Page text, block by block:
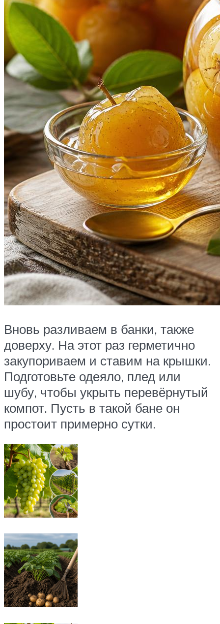
Вновь разливаем в банки, также
доверху. На этот раз герметично
закупориваем и ставим на крышки.
Подготовьте одеяло, плед или
шубу, чтобы укрыть перевёрнутый
компот. Пусть в такой бане он
простоит примерно сутки.